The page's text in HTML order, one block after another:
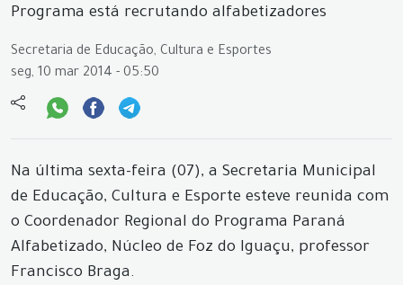
Programa está recrutando alfabetizadores
Secretaria de Educação, Cultura e Esportes
seg, 10 mar 2014 - 05:50
Na última sexta-feira (07), a Secretaria Municipal
de Educação, Cultura e Esporte esteve reunida com
o Coordenador Regional do Programa Paraná
Alfabetizado, Núcleo de Foz do Iguaçu, professor
Francisco Braga.